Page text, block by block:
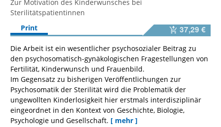
Zur Motivation des Kinderwunsches bei
Sterilitätspatientinnen
Print
37,29 €
Die Arbeit ist ein wesentlicher psychosozialer Beitrag zu
den psychosomatisch-gynäkologischen Fragestellungen von
Fertilität, Kinderwunsch und Frauenbild.
Im Gegensatz zu bisherigen Veröffentlichungen zur
Psychosomatik der Sterilität wird die Problematik der
ungewollten Kinderlosigkeit hier erstmals interdisziplinär
eingeordnet in den Kontext von Geschichte, Biologie,
Psychologie und Gesellschaft. [ mehr ]